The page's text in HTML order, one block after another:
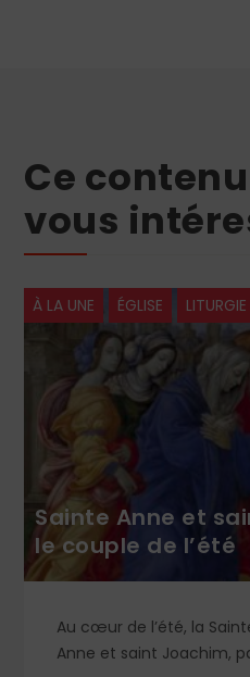
Ce
vous
À LA UNE ÉGLISE LITURGIE
Sainte Anne et
le couple de l’été
Au cœur de l’été, la
Anne et saint Joachim,